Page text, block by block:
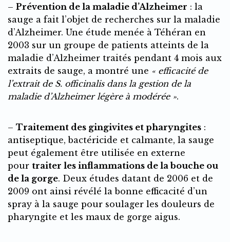
– Prévention de la maladie d’Alzheimer : la
sauge a fait l’objet de recherches sur la maladie
d’Alzheimer. Une étude menée à Téhéran en
2003 sur un groupe de patients atteints de la
maladie d’Alzheimer traités pendant 4 mois aux
extraits de sauge, a montré une « efficacité de
l’extrait de S. officinalis dans la gestion de la
maladie d’Alzheimer légère à modérée ».
– Traitement des gingivites et pharyngites :
antiseptique, bactéricide et calmante, la sauge
peut également être utilisée en externe
pour traiter les inflammations de la bouche ou
de la gorge. Deux études datant de 2006 et de
2009 ont ainsi révélé la bonne efficacité d’un
spray à la sauge pour soulager les douleurs de
pharyngite et les maux de gorge aigus.